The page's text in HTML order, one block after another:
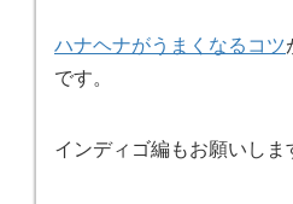
ハナヘナがうまくなるコツ
です。
インディゴ編もお願いし